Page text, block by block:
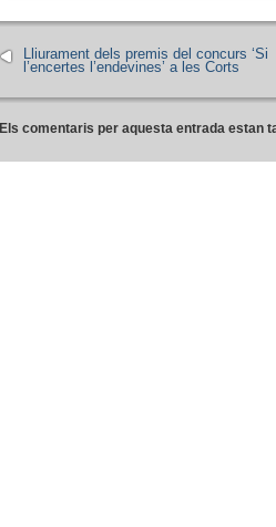
Lliurament dels premis del concurs ‘Si
l’encertes l’endevines’ a les Corts
Els comentaris per aquesta entrada estan